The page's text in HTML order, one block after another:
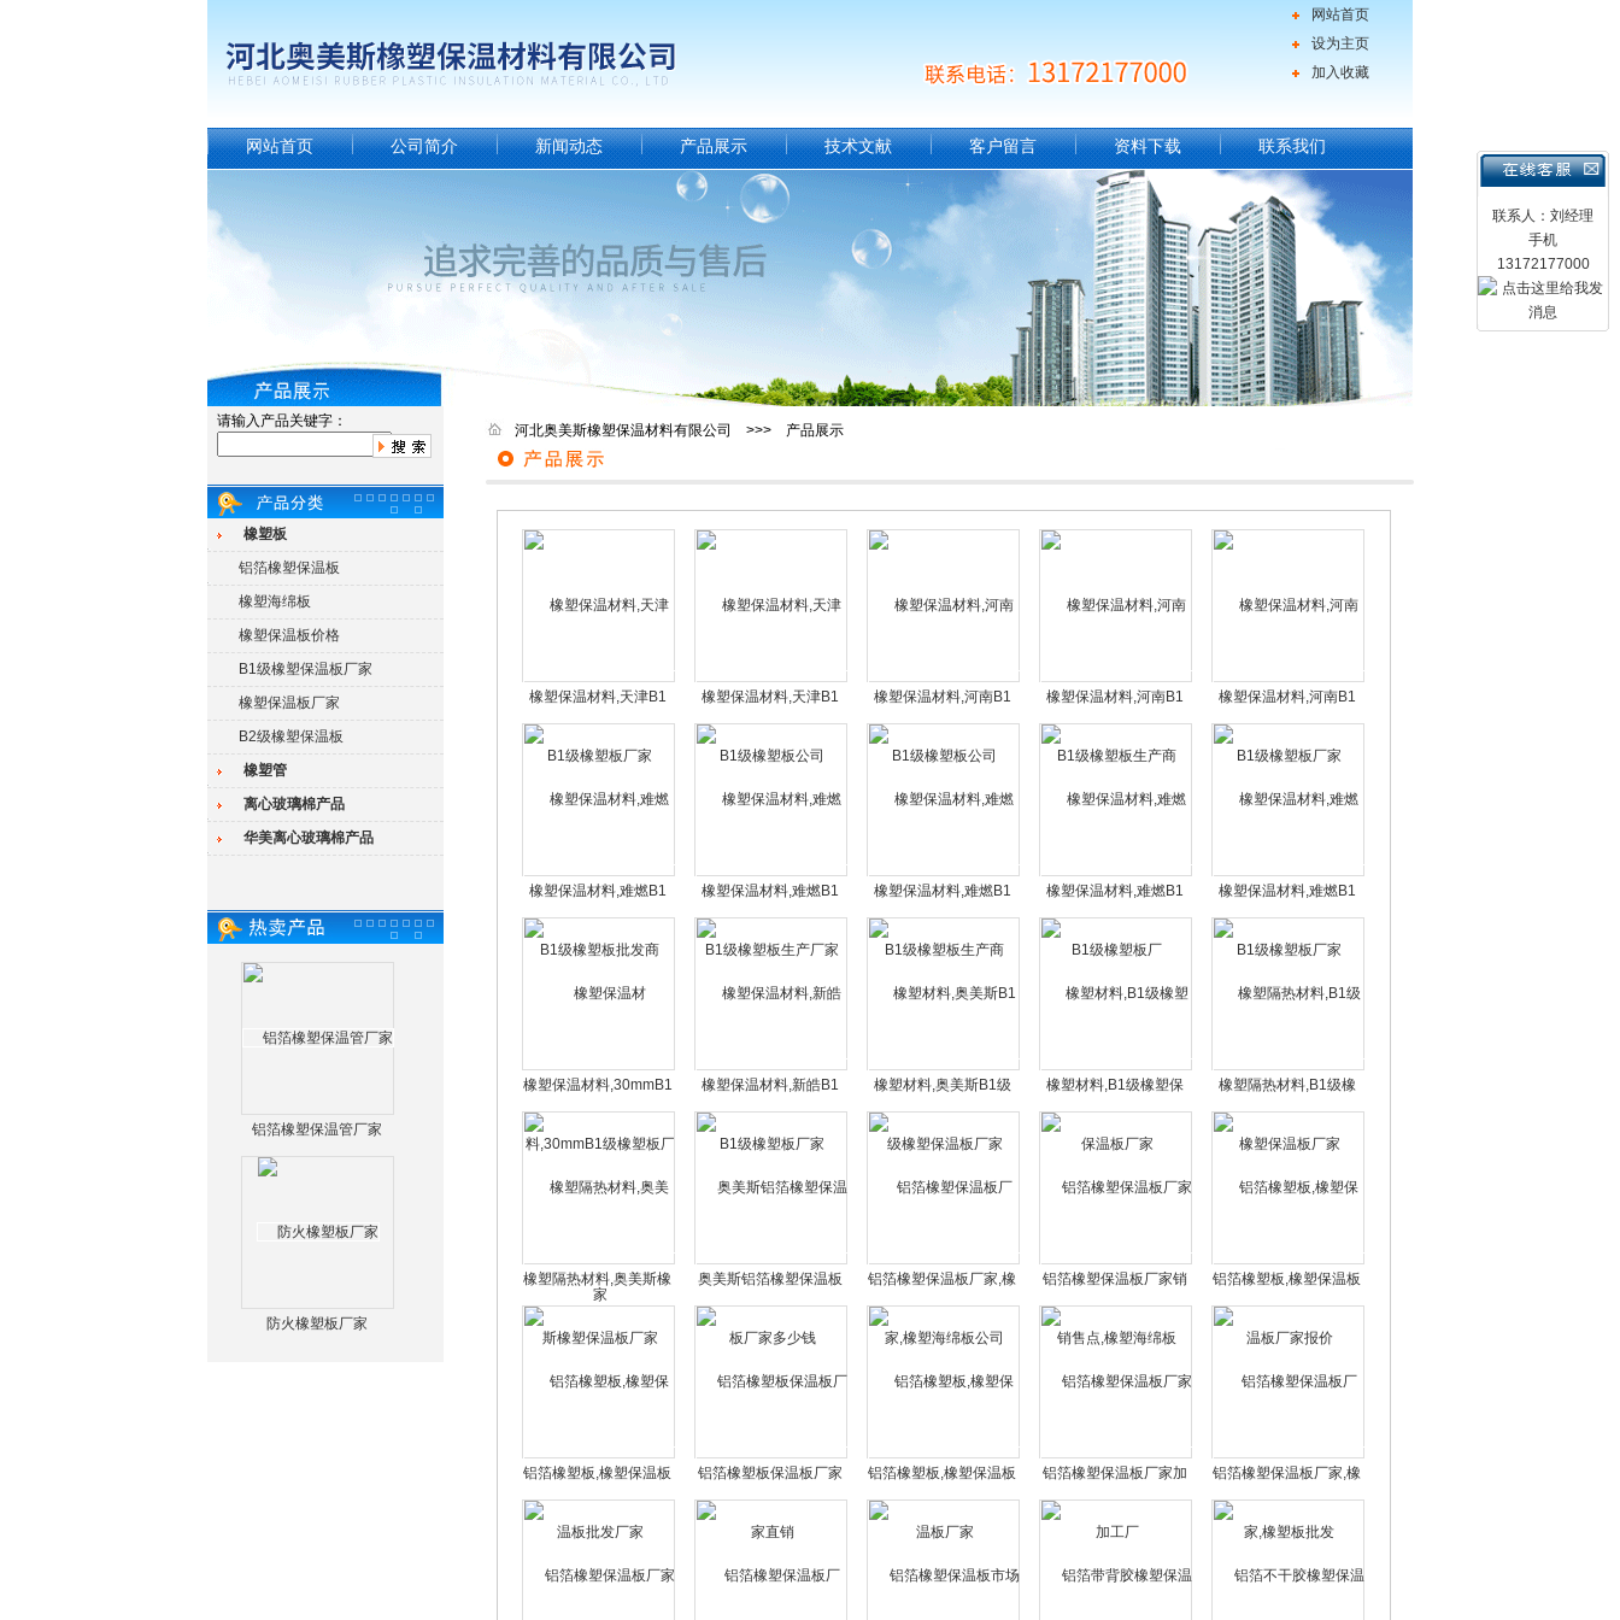
网站首页
设为主页
加入收藏
联系人：刘经理
手机
13172177000
网站首页 公司简介 新闻动态 产品展示 技术文献 客户留言 资料下载 联系我们
请输入产品关键字：
橡塑板
铝箔橡塑保温板
橡塑海绵板
橡塑保温板价格
B1级橡塑保温板厂家
橡塑保温板厂家
B2级橡塑保温板
橡塑管
离心玻璃棉产品
华美离心玻璃棉产品
铝箔橡塑保温管厂家
防火橡塑板厂家
河北奥美斯橡塑保温材料有限公司 >>> 产品展示
橡塑保温材料,天津B1
级橡塑板厂家
橡塑保温材料,天津B1
级橡塑板公司
橡塑保温材料,河南B1
级橡塑板公司
橡塑保温材料,河南B1
级橡塑板生产商
橡塑保温材料,河南B1
级橡塑板厂家
橡塑保温材料,难燃B1
级橡塑板批发商
橡塑保温材料,难燃B1
级橡塑板生产厂家
橡塑保温材料,难燃B1
级橡塑板生产商
橡塑保温材料,难燃B1
级橡塑板厂
橡塑保温材料,难燃B1
级橡塑板厂家
橡塑保温材料,30mmB1
级橡塑板厂家
橡塑保温材料,新皓B1
级橡塑板厂家
橡塑材料,奥美斯B1级
橡塑保温板厂家
橡塑材料,B1级橡塑保
温板厂家
橡塑隔热材料,B1级橡
塑保温板厂家
橡塑隔热材料,奥美斯橡
塑保温板厂家
奥美斯铝箔橡塑保温板
厂家多少钱
铝箔橡塑保温板厂家,橡
塑海绵板公司
铝箔橡塑保温板厂家销
售点,橡塑海绵板
铝箔橡塑板,橡塑保温板
厂家报价
铝箔橡塑板,橡塑保温板
批发厂家
铝箔橡塑板保温板厂家
直销
铝箔橡塑板,橡塑保温板
厂家
铝箔橡塑保温板厂家加
工厂
铝箔橡塑保温板厂家,橡
塑板批发